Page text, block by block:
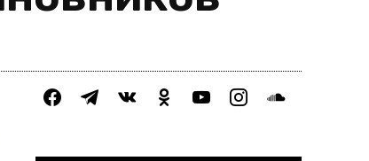
facebooktelegramvkontakteodnoklassniki
youtubeinstagramsoundcloud